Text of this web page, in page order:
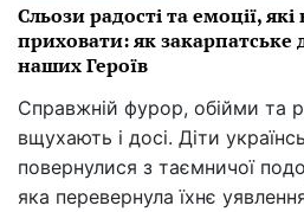
Сльози радості та емоції,
приховати: як закарпатське
наших Героїв
Справжній фурор, обійми та
вщухають і досі. Діти
повернулися з таємничої
яка перевернула їхнє